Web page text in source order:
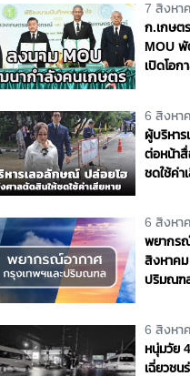
แท้จริง
7 สิงหา
ก.เกษต
MOU
เปิดโอก
6 สิงหา
ผู้บริหา
ต่อหน้า
ชดใช้ค่
6 สิงหา
พยากร
สิงหาคม
ปริมณฑ
6 สิงหา
หนุ่มวัย
เฉี่ยวชน